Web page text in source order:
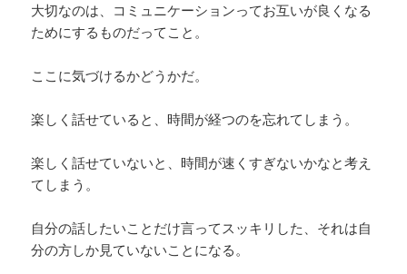
大切なのは、コミュニケーションってお互いが良くなる
ためにするものだってこと。
ここに気づけるかどうかだ。
楽しく話せていると、時間が経つのを忘れてしまう。
楽しく話せていないと、時間が速くすぎないかなと考え
てしまう。
自分の話したいことだけ言ってスッキリした、それは自
分の方しか見ていないことになる。